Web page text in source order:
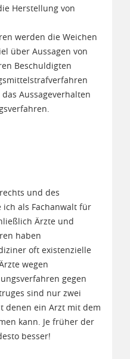
Herstellung von
werden die Weichen
über Aussagen von
Beschuldigten
Aussageverhalten
und des
als Fachanwalt für
Ärzte und
haben
oft existenzielle
wegen
gegen
sind nur zwei
denen ein Arzt mit dem
kann. Je früher der
besser!